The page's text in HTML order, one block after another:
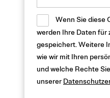
Wenn Sie diese
werden Ihre Daten für
gespeichert. Weitere
wie wir mit Ihren
und welche Rechte
unserer